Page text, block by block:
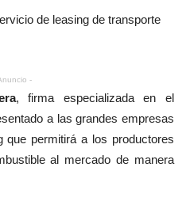
de leasing de transporte
-
, firma especializada en el
a las grandes empresas
permitirá a los productores
al mercado de manera